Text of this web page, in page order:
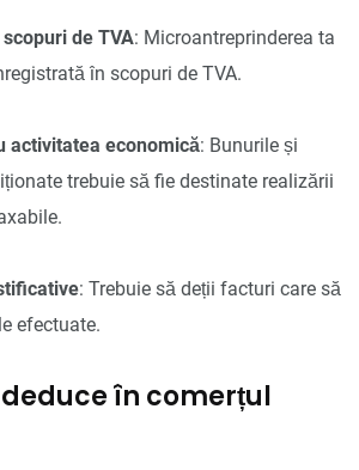
de TVA: Microantreprinderea ta
în scopuri de TVA.
activitatea economică: Bunurile și
trebuie să fie destinate realizării
: Trebuie să deții facturi care să
efectuate.
deduce în comerțul